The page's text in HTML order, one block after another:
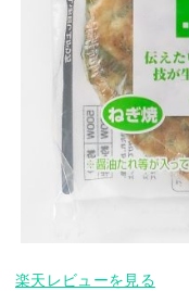
楽天レビューを見る